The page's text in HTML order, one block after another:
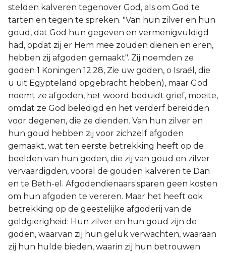
stelden kalveren tegenover God, als om God te
tarten en tegen te spreken. "Van hun zilver en hun
goud, dat God hun gegeven en vermenigvuldigd
had, opdat zij er Hem mee zouden dienen en eren,
hebben zij afgoden gemaakt". Zij noemden ze
goden 1 Koningen 12:28, Zie uw goden, o Israël, die
u uit Egypteland opgebracht hebben), maar God
noemt ze afgoden, het woord beduidt grief, moeite,
omdat ze God beledigd en het verderf bereidden
voor degenen, die ze dienden. Van hun zilver en
hun goud hebben zij voor zichzelf afgoden
gemaakt, wat ten eerste betrekking heeft op de
beelden van hun goden, die zij van goud en zilver
vervaardigden, vooral de gouden kalveren te Dan
en te Beth-el. Afgodendienaars sparen geen kosten
om hun afgoden te vereren. Maar het heeft ook
betrekking op de geestelijke afgoderij van de
geldgierigheid: Hun zilver en hun goud zijn de
goden, waarvan zij hun geluk verwachten, waaraan
zij hun hulde bieden, waarin zij hun betrouwen